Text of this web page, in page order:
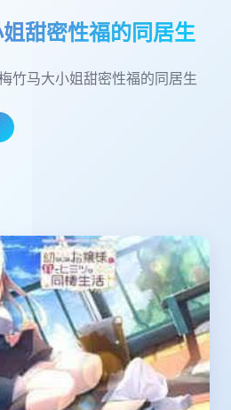
甜密性福的同居生
竹马大小姐甜密性福的同居生